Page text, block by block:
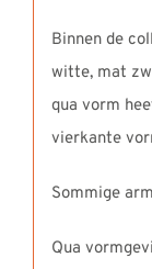
Binnen de
witte, mat
qua vorm
vierkante
Sommige
Qua